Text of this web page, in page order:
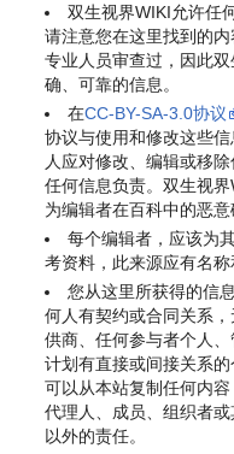
双生视界WIKI允许任
请注意您在这里找到的
专业人员审查过，因此
确、可靠的信息。
在CC-BY-SA-3.0协议
协议与使用和修改这些
人应对修改、编辑或移
任何信息负责。双生视
为编辑者在百科中的恶意
每个编辑者，应该为
考资料，此来源应有名称
您从这里所获得的信
何人有契约或合同关系
供商、任何参与者个人
计划有直接或间接关系
可以从本站复制任何内
代理人、成员、组织者
以外的责任。